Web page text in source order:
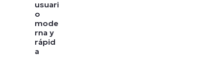
usuari
o
mode
rna y
rápid
a